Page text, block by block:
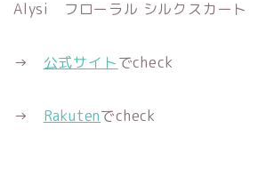
Alysi フローラル シルクスカート
→ 公式サイトでcheck
→ Rakutenでcheck